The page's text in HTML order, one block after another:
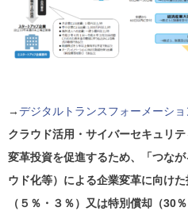
→デジタルトランスフォーメーシ
クラウド活用・サイバーセキュリ
変革投資を促進するため、「つな
ウド化等）による企業変革に向け
（５％・３％）又は特別償却（30％